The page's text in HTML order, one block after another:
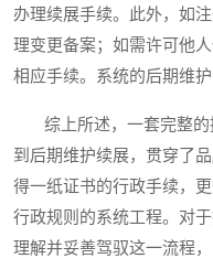
办理续展手续。此外，如
理变更备案；如需许可他
相应手续。系统的后期维
综上所述，一套完整的
到后期维护续展，贯穿了
得一纸证书的行政手续，
行政规则的系统工程。对
理解并妥善驾驭这一流程